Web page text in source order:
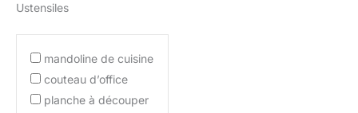
Ustensiles
mandoline de cuisine
couteau d’office
planche à découper